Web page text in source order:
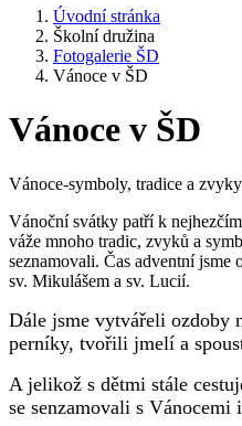
Úvodní stránka
Školní družina
Fotogalerie ŠD
Vánoce v ŠD
Vánoce v ŠD
Vánoce-symboly, tradice a zvyky
Vánoční svátky patří k
váže mnoho tradic, zvyků a
seznamovali. Čas adventní jsme
sv. Mikulášem a sv. Lucií.
Dále jsme vytvářeli ozdoby
perníky, tvořili jmelí a
A jelikož s dětmi stále
se senzamovali s